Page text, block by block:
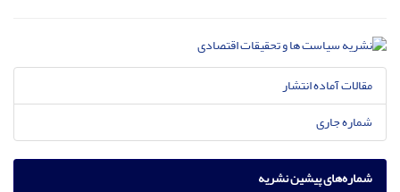
مقالات آماده انتشار
شماره جاری
شماره‌های پیشین نشریه